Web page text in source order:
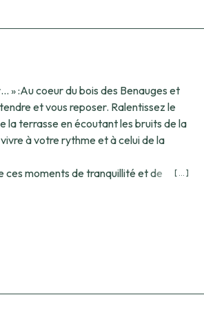
» :Au coeur du bois des Benauges et
et vous reposer. Ralentissez le
la terrasse en écoutant les bruits de la
à votre rythme et à celui de la
ces moments de tranquillité et de
de bolets de Bordeaux
[ ... ]